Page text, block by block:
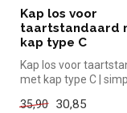
Kap los voor
taartstandaard
kap type C
Kap los voor
met kap type C |
35,90
30,85